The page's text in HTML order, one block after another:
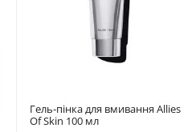
Гель-пінка для вмивання Allies
Of Skin 100 мл